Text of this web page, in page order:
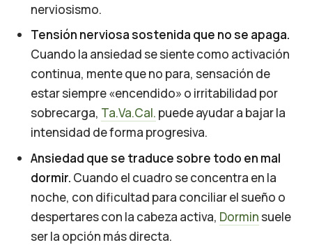
nerviosismo.
Tensión nerviosa sostenida que no se apaga.
Cuando la ansiedad se siente como activación
continua, mente que no para, sensación de
estar siempre «encendido» o irritabilidad por
sobrecarga, Ta.Va.Cal. puede ayudar a bajar la
intensidad de forma progresiva.
Ansiedad que se traduce sobre todo en mal
dormir. Cuando el cuadro se concentra en la
noche, con dificultad para conciliar el sueño o
despertares con la cabeza activa, Dorminsuele
ser la opción más directa.